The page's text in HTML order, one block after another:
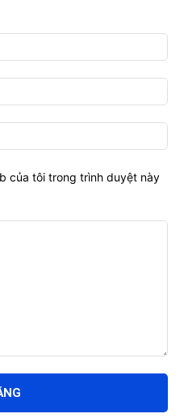
của tôi trong trình duyệt này